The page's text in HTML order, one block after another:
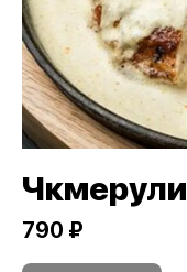
Чкмерули
790 ₽